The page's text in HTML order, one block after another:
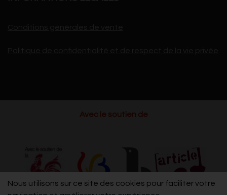
Nous utilisons sur ce site des cookies pour faciliter votre
Avec le soutien de